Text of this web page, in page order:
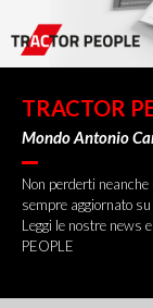
TRACTOR
Mondo Antonio
Non perderti
sempre aggiornato
Leggi le nostre news
PEOPLE